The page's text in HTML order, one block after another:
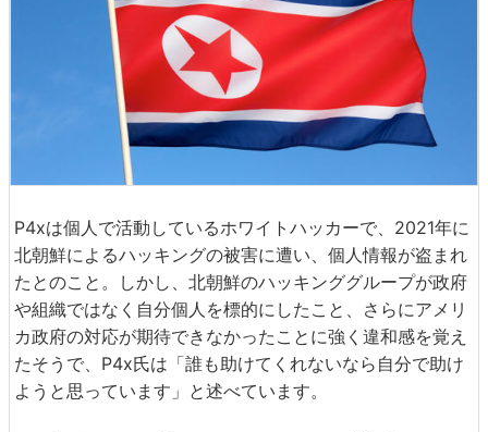
P4xは個人で活動しているホワイトハッカーで、2021年に
北朝鮮によるハッキングの被害に遭い、個人情報が盗まれ
たとのこと。しかし、北朝鮮のハッキンググループが政府
や組織ではなく自分個人を標的にしたこと、さらにアメリ
カ政府の対応が期待できなかったことに強く違和感を覚え
たそうで、P4x氏は「誰も助けてくれないなら自分で助け
ようと思っています」と述べています。